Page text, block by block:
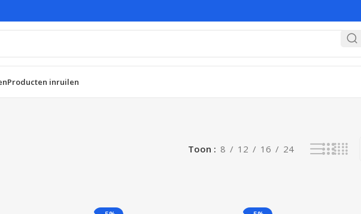
Fornuizen & kookplaten
Producten inruilen
Toon 8 12 16 24